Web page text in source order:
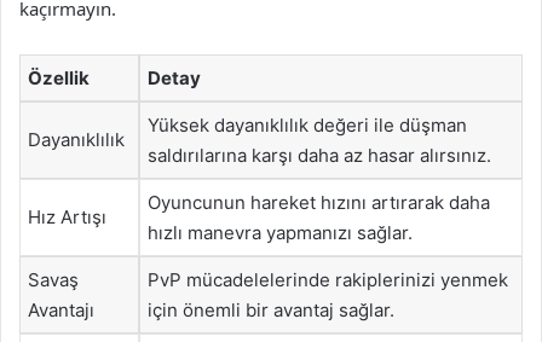
kaçırmayın.
Özellik Detay
Dayanıklılık
Yüksek dayanıklılık değeri ile düşman
saldırılarına karşı daha az hasar alırsınız.
Hız Artışı
Oyuncunun hareket hızını artırarak daha
hızlı manevra yapmanızı sağlar.
Savaş
Avantajı
PvP mücadelelerinde rakiplerinizi yenmek
için önemli bir avantaj sağlar.